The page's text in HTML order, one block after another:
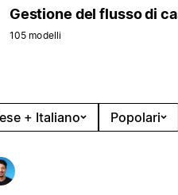
Gestione del flusso di
105 modelli
+ Italiano Popolari